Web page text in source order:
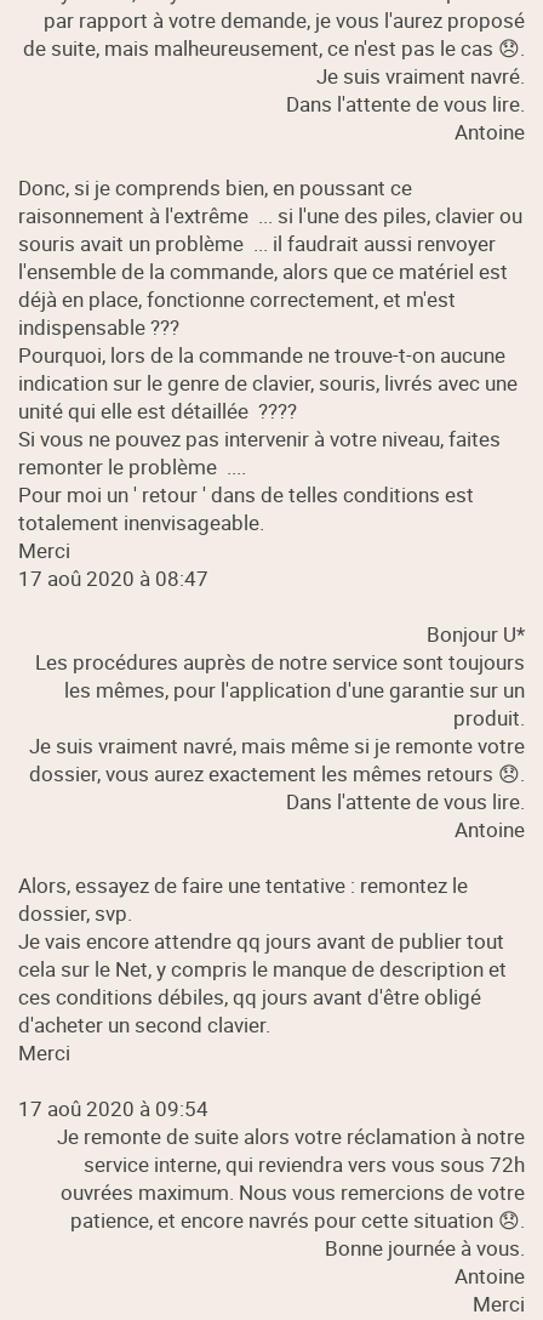
par rapport à votre demande, je vous l'aurez proposé
de suite, mais malheureusement, ce n'est pas le cas 😞.
Je suis vraiment navré.
Dans l'attente de vous lire.
Antoine
Donc, si je comprends bien, en poussant ce
raisonnement à l'extrême ... si l'une des piles, clavier ou
souris avait un problème ... il faudrait aussi renvoyer
l'ensemble de la commande, alors que ce matériel est
déjà en place, fonctionne correctement, et m'est
indispensable ???
Pourquoi, lors de la commande ne trouve-t-on aucune
indication sur le genre de clavier, souris, livrés avec une
unité qui elle est détaillée ????
Si vous ne pouvez pas intervenir à votre niveau, faites
remonter le problème ....
Pour moi un ' retour ' dans de telles conditions est
totalement inenvisageable.
Merci
17 aoû 2020 à 08:47
Bonjour U*
Les procédures auprès de notre service sont toujours
les mêmes, pour l'application d'une garantie sur un
produit.
Je suis vraiment navré, mais même si je remonte votre
dossier, vous aurez exactement les mêmes retours 😞.
Dans l'attente de vous lire.
Antoine
Alors, essayez de faire une tentative : remontez le
dossier, svp.
Je vais encore attendre qq jours avant de publier tout
cela sur le Net, y compris le manque de description et
ces conditions débiles, qq jours avant d'être obligé
d'acheter un second clavier.
Merci
17 aoû 2020 à 09:54
Je remonte de suite alors votre réclamation à notre
service interne, qui reviendra vers vous sous 72h
ouvrées maximum. Nous vous remercions de votre
patience, et encore navrés pour cette situation 😞.
Bonne journée à vous.
Antoine
Merci